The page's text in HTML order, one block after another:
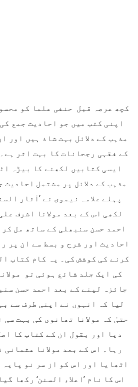
کچھ عرصہ قبل حنفی علما کو
اپنی کتب میں جو احادیث جمع
مذہب کے دلائل بہت شاذ ہیں اور
کے فقہی رجحانات کا بہت اثر
ایسی کتابیں لکھنے کا بیڑہ
مذہب کے دلائل پر مشتمل
پہلے علامہ نیموی نے ’آثار
لکھی اس کے بعد مولانا اشرف
احمد حسن سنبھلی کے ساتھ مل
احادیث اور شرح و بسط سے ان پر
کرنے کی کوشش کی۔ یہ کام کتاب
کی ایک جلد شائع ہوئی تو
جائزہ لینے کے بعد احمد حسن
لیا کہ انہوں نے اپنی طرف سے
حتیٰ کہ مولانا تھانوی کی بہت
دیا اور بقول ان کے کتاب کا
رہا۔ اس کے بعد مولانا عثمانی
اٹھایا اور اس کو از سر نو
اس کا نام ’اعلاء السنن‘ رکھا